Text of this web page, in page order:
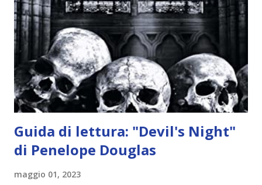
credono e che potrebbe aver ucciso altri mezzi angeli, tipo
Rafael. A quelle parole, Haniel seguito da altri ibridi, si reca
nell'appartamento, senza risultati. Infine cercano nella
chiesetta. Lì trovano Rafael alle prese con gli angeli puri,
ma questa volta ...
Guida di lettura: "Devil's Night"
di Penelope Douglas
maggio 01, 2023